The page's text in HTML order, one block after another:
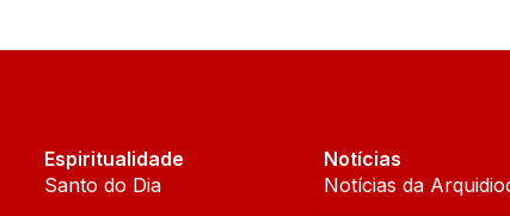
Espiritualidade
Santo do Dia
Notícias
Notícias da